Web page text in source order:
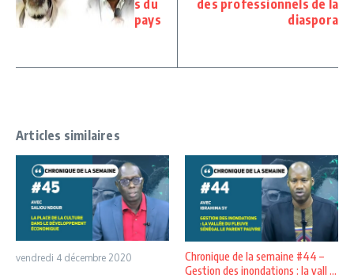
s du
pays
des professionnels de la
diaspora
Articles similaires
vendredi 4 décembre 2020
Chronique de la semaine #44 –
Gestion des inondations : la vall ...